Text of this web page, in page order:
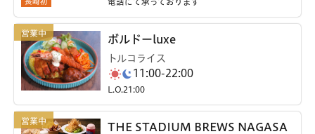
電話にて承っております
ボルドーluxe
トルコライス
11:00-22:00
L.O.21:00
THE STADIUM BREWS NAGASA